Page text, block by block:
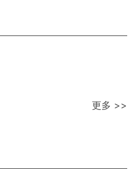
更多 >>